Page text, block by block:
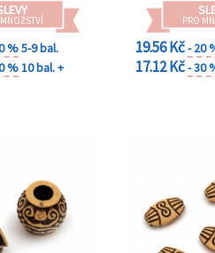
%5-9 bal.
%10 bal. +
PRO
19.56 Kč- 20
17.12 Kč- 30